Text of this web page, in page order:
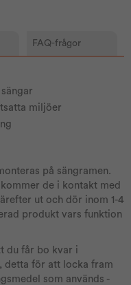
FAQ-frågor
miljöer
på sängramen.
de i kontakt med
ut och dör inom 1-4
produkt vars funktion
du får bo kvar i
detta för att locka fram
som används -